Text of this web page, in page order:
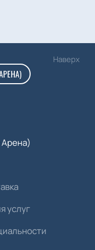
Наверх
услуг